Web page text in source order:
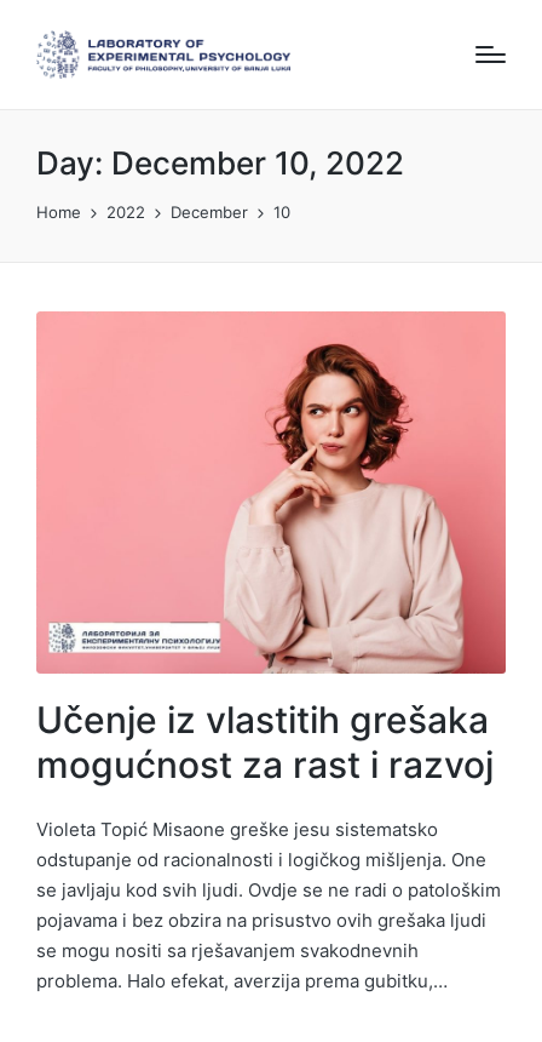
Day: December 10, 2022
Home 2022 December 10
Učenje iz vlastitih grešaka
mogućnost za rast i razvoj
Violeta Topić Misaone greške jesu sistematsko
odstupanje od racionalnosti i logičkog mišljenja. One
se javljaju kod svih ljudi. Ovdje se ne radi o patološkim
pojavama i bez obzira na prisustvo ovih grešaka ljudi
se mogu nositi sa rješavanjem svakodnevnih
problema. Halo efekat, averzija prema gubitku,…